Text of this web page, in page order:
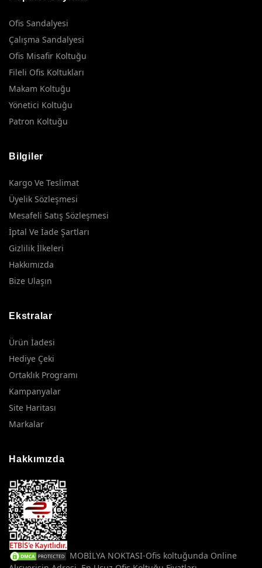
Ofis Sandalyesi
Çalışma Sandalyesi
Ofis Misafir Koltuğu
Fileli Ofis Koltukları
Makam Koltuğu
Yönetici Koltuğu
Patron Koltuğu
Bilgiler
Kargo Ve Teslimat
Üyelik Sözleşmesi
Mesafeli Satış Sözleşmesi
İptal Ve İade Şartları
Gizlilik İlkeleri
Hakkımızda
Bize Ulaşın
Ekstralar
Ürün İadesi
Hediye Çeki
Ortaklık Programı
Kampanyalar
Site Haritası
Markalar
Hakkımızda
MOBİLYA NOKTASI-Ofis koltuğunda Online